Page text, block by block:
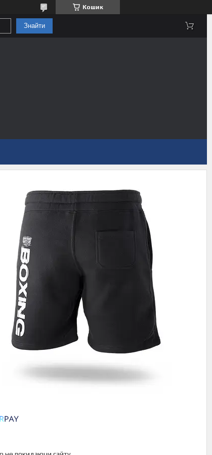
Кошик
Знайти